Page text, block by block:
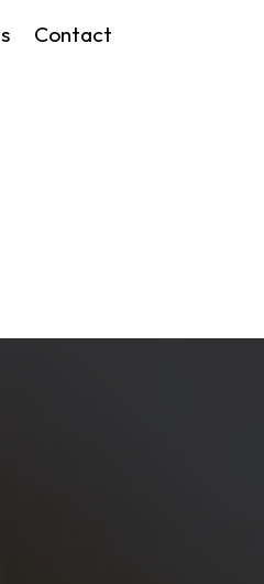
Contact